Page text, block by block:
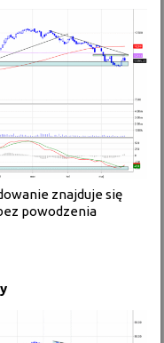
znajduje się
powodzenia